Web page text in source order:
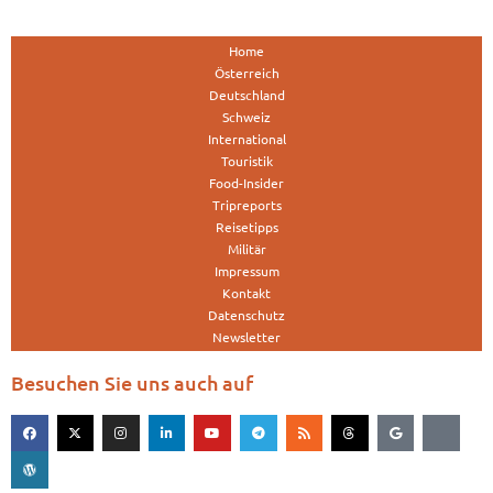
Home
Österreich
Deutschland
Schweiz
International
Touristik
Food-Insider
Tripreports
Reisetipps
Militär
Impressum
Kontakt
Datenschutz
Newsletter
Besuchen Sie uns auch auf